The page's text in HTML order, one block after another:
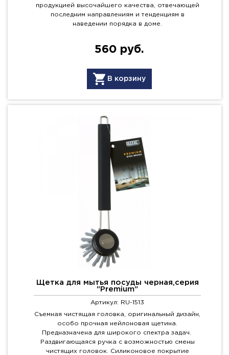
продукцией высочайшего качества, отвечающей
последним направлениям и тенденциям в
наведении порядка в доме.
560 руб.
В корзину
Щетка для мытья посуды черная,серия
"Premium"
Артикул: RU-1513
Съемная чистящая головка, оригинальный дизайн,
особо прочная нейлоновая щетина.
Предназначена для широкого спектра задач.
Раздвигающаяся ручка с возможностью смены
чистящих головок. Силиконовое покрытие